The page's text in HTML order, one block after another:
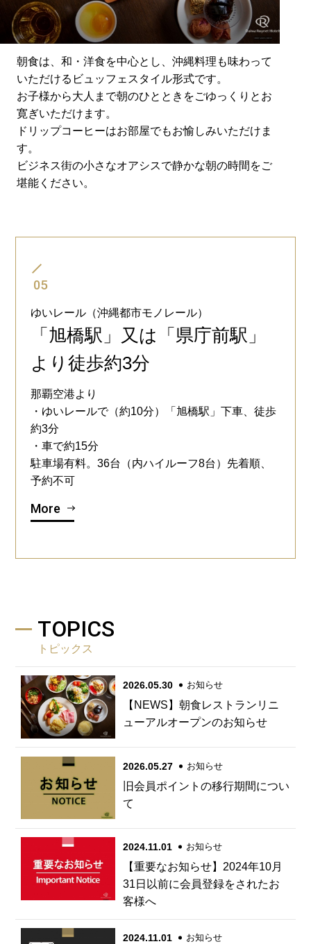
朝食は、和・洋食を中心とし、沖縄料理も味わって
いただけるビュッフェスタイル形式です。
お子様から大人まで朝のひとときをごゆっくりとお
寛ぎいただけます。
ドリップコーヒーはお部屋でもお愉しみいただけま
す。
ビジネス街の小さなオアシスで静かな朝の時間をご
堪能ください。
05
ゆいレール（沖縄都市モノレール）
「旭橋駅」又は「県庁前駅」
より徒歩約3分
那覇空港より
・ゆいレールで（約10分）「旭橋駅」下車、徒歩
約3分
・車で約15分
駐車場有料。36台（内ハイルーフ8台）先着順、
予約不可
More
TOPICS
トピックス
2026.05.30 お知らせ
【NEWS】朝食レストランリニ
ューアルオープンのお知らせ
2026.05.27 お知らせ
旧会員ポイントの移行期間につい
て
2024.11.01 お知らせ
【重要なお知らせ】2024年10月
31日以前に会員登録をされたお
客様へ
2024.11.01 お知らせ